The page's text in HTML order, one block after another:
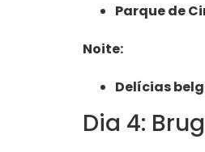
Parque de
Noite:
Delícias
Dia 4: